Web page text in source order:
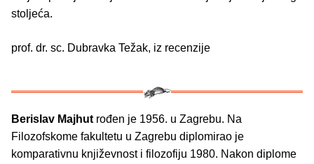
stoljeća.
prof. dr. sc. Dubravka Težak, iz recenzije
Berislav Majhut rođen je 1956. u Zagrebu. Na
Filozofskome fakultetu u Zagrebu diplomirao je
komparativnu književnost i filozofiju 1980. Nakon diplome